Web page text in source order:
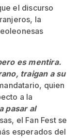
el discurso
la
es mentira.
traigan a su
quien
a la
pasar al
el Fan Fest se
esperados del